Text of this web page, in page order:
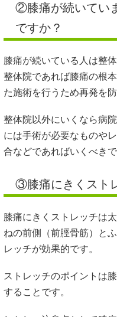
②膝痛が続いてい
ですか？
膝痛が続いている人は整
整体院であれば膝痛の根
た施術を行うため再発を
整体院以外にいくなら病
には手術が必要なものや
合などであればいくべきで
③膝痛にきくスト
膝痛にきくストレッチは
ねの前側（前脛骨筋）と
レッチが効果的です。
ストレッチのポイントは
することです。